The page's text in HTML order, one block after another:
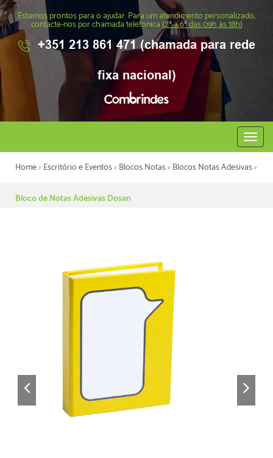
Estamos prontos para o ajudar. Para um atendimento personalizado,
contacte-nos por chamada telefonica(2ª a 6ª das 09h às 18h)
+351 213 861 471 (chamada para rede
fixa nacional)
Abrir
menu
Home>Escritório e Eventos>Blocos Notas>Blocos Notas Adesivas>
Bloco de Notas Adesivas Dosan